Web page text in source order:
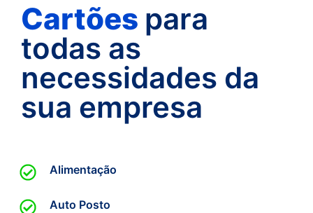
Cartões para
todas as
necessidades da
sua empresa
Alimentação
Auto Posto